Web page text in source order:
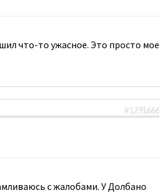
что-то ужасное. Это просто мое
#1291666
с жалобами. У Долбано